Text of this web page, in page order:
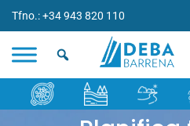
Tfno.: +34 943 820 110